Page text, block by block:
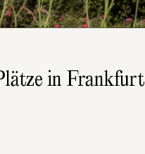
in Frankfurt